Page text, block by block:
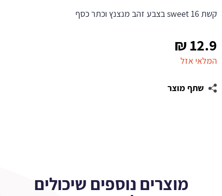
12.9
₪
המלאי אזל
שתף מוצר
קשת sweet 16 בצבע זהב מנצנץ וכתר כסף
מוצרים נוספים שיכולים